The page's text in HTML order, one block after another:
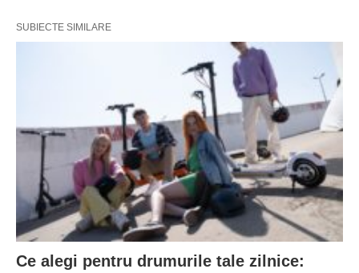
SUBIECTE SIMILARE
Ce alegi pentru drumurile tale zilnice: